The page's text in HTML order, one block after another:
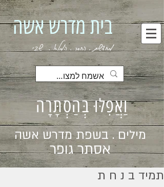
בית מדרש אשה
מחדשת . החסר . המלא . שבי
וַאֲפִלּוּ בְּהַסְתָּרָה
מילים . בשפת מדרש אשה
אסתר גופר
תמיד ב נ ח ת